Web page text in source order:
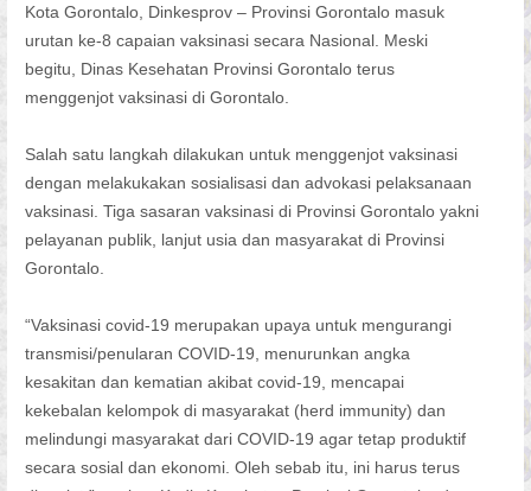
Kota Gorontalo, Dinkesprov – Provinsi Gorontalo masuk
urutan ke-8 capaian vaksinasi secara Nasional. Meski
begitu, Dinas Kesehatan Provinsi Gorontalo terus
menggenjot vaksinasi di Gorontalo.
Salah satu langkah dilakukan untuk menggenjot vaksinasi
dengan melakukakan sosialisasi dan advokasi pelaksanaan
vaksinasi. Tiga sasaran vaksinasi di Provinsi Gorontalo yakni
pelayanan publik, lanjut usia dan masyarakat di Provinsi
Gorontalo.
“Vaksinasi covid-19 merupakan upaya untuk mengurangi
transmisi/penularan COVID-19, menurunkan angka
kesakitan dan kematian akibat covid-19, mencapai
kekebalan kelompok di masyarakat (herd immunity) dan
melindungi masyarakat dari COVID-19 agar tetap produktif
secara sosial dan ekonomi. Oleh sebab itu, ini harus terus